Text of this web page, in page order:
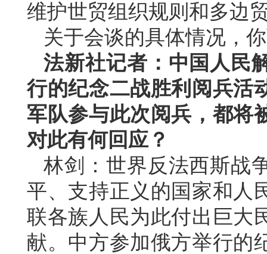
维护世贸组织规则和多边
关于会谈的具体情况，
法新社记者：中国人民
行的纪念二战胜利阅兵活
军队参与此次阅兵，都将
对此有何回应？
林剑：世界反法西斯战
平、支持正义的国家和人
联各族人民为此付出巨大
献。中方参加俄方举行的